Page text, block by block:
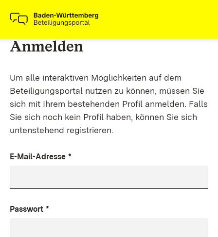
Anmelden
Um alle interaktiven Möglichkeiten auf dem
Beteiligungsportal nutzen zu können, müssen Sie
sich mit Ihrem bestehenden Profil anmelden. Falls
Sie sich noch kein Profil haben, können Sie sich
untenstehend registrieren.
E-Mail-Adresse *
Passwort *